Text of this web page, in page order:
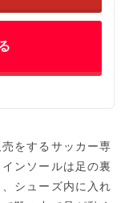
をするサッカー専
ンソールは足の裏
シューズ内に入れ